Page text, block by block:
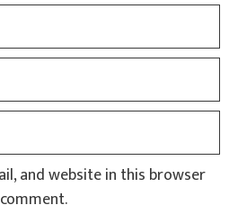
and website in this browser